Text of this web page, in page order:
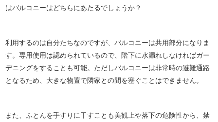
はバルコニーはどちらにあたるでしょうか？
利用するのは自分たちなのですが、バルコニーは共用部分になりま
す。専用使用は認められているので、階下に水漏れしなければガー
デニングをすることも可能。ただしバルコニーは非常時の避難通路
となるため、大きな物置で隣家との間を塞ぐことはできません。
また、ふとんを手すりに干すことも美観上や落下の危険性から、禁